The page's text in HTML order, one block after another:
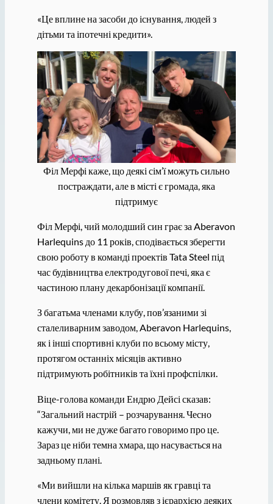
«Це вплине на засоби до існування, людей з
дітьми та іпотечні кредити».
Філ Мерфі каже, що деякі сім’ї можуть сильно
постраждати, але в місті є громада, яка
підтримує
Філ Мерфі, чий молодший син грає за Aberavon
Harlequins до 11 років, сподівається зберегти
свою роботу в команді проектів Tata Steel під
час будівництва електродугової печі, яка є
частиною плану декарбонізації компанії.
З багатьма членами клубу, пов’язаними зі
сталеливарним заводом, Aberavon Harlequins,
як і інші спортивні клуби по всьому місту,
протягом останніх місяців активно
підтримують робітників та їхні профспілки.
Віце-голова команди Ендрю Дейсі сказав:
“Загальний настрій – розчарування. Чесно
кажучи, ми не дуже багато говоримо про це.
Зараз це ніби темна хмара, що насувається на
задньому плані.
«Ми вийшли на кілька маршів як гравці та
члени комітету. Я розмовляв з ієрархією деяких